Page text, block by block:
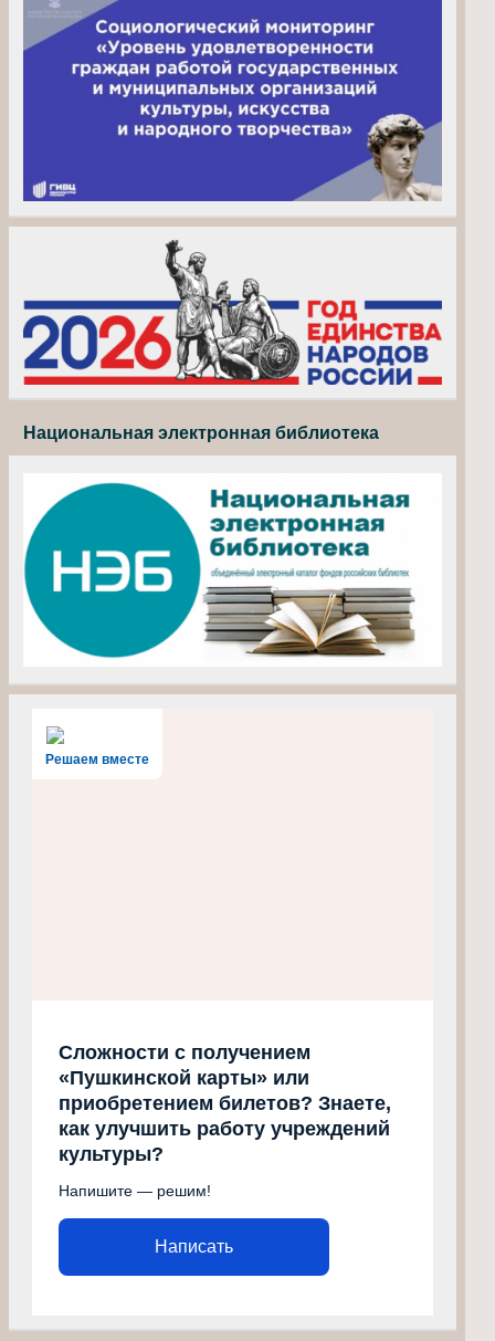
Национальная электронная библиотека
Решаем вместе
Сложности с получением
«Пушкинской карты» или
приобретением билетов? Знаете,
как улучшить работу учреждений
культуры?
Напишите — решим!
Написать